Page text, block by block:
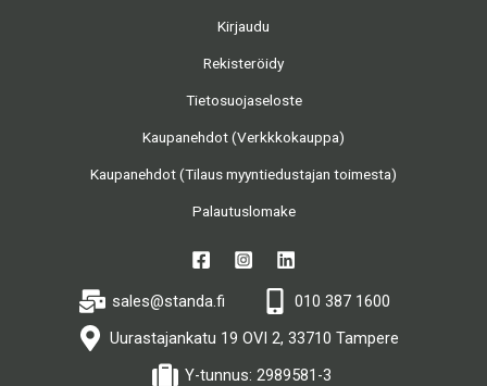
Kirjaudu
Rekisteröidy
Tietosuojaseloste
Kaupanehdot (Verkkkokauppa)
Kaupanehdot (Tilaus myyntiedustajan toimesta)
Palautuslomake
sales@standa.fi
010 387 1600
Uurastajankatu 19 OVI 2, 33710 Tampere
Y-tunnus: 2989581-3